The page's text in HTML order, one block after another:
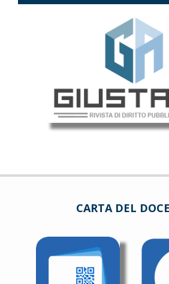
CARTA DEL